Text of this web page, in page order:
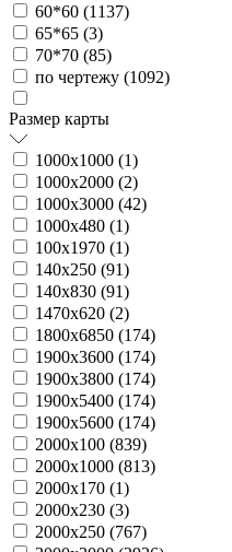
60*60 (1137)
65*65 (3)
70*70 (85)
по чертежу (1092)
Размер карты
1000х1000 (1)
1000х2000 (2)
1000х3000 (42)
1000х480 (1)
100х1970 (1)
140х250 (91)
140х830 (91)
1470х620 (2)
1800х6850 (174)
1900х3600 (174)
1900х3800 (174)
1900х5400 (174)
1900х5600 (174)
2000х100 (839)
2000х1000 (813)
2000х170 (1)
2000х230 (3)
2000х250 (767)